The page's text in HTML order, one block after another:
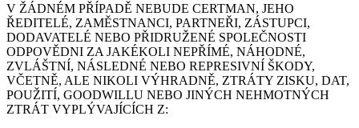
V ŽÁDNÉM PŘÍPADĚ NEBUDE CERTMAN, JEHO
ŘEDITELÉ, ZAMĚSTNANCI, PARTNEŘI, ZÁSTUPCI,
DODAVATELÉ NEBO PŘIDRUŽENÉ SPOLEČNOSTI
ODPOVĚDNI ZA JAKÉKOLI NEPŘÍMÉ, NÁHODNÉ,
ZVLÁŠTNÍ, NÁSLEDNÉ NEBO REPRESIVNÍ ŠKODY,
VČETNĚ, ALE NIKOLI VÝHRADNĚ, ZTRÁTY ZISKU, DAT,
POUŽITÍ, GOODWILLU NEBO JINÝCH NEHMOTNÝCH
ZTRÁT VYPLÝVAJÍCÍCH Z: